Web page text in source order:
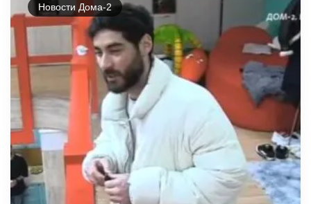
Новости Дома-2